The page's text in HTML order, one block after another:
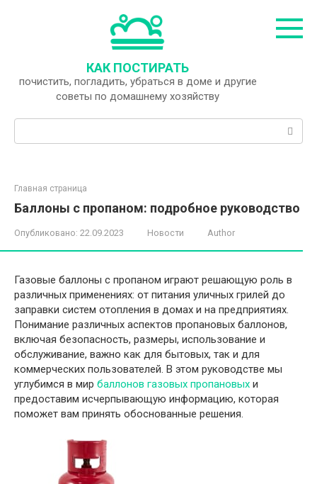
КАК ПОСТИРАТЬ
почистить, погладить, убраться в доме и другие
советы по домашнему хозяйству
Главная страница
Баллоны с пропаном: подробное руководство
Опубликовано: 22.09.2023 Новости Author
Газовые баллоны с пропаном играют решающую роль в
различных применениях: от питания уличных грилей до
заправки систем отопления в домах и на предприятиях.
Понимание различных аспектов пропановых баллонов,
включая безопасность, размеры, использование и
обслуживание, важно как для бытовых, так и для
коммерческих пользователей. В этом руководстве мы
углубимся в мир баллонов газовых пропановых и
предоставим исчерпывающую информацию, которая
поможет вам принять обоснованные решения.